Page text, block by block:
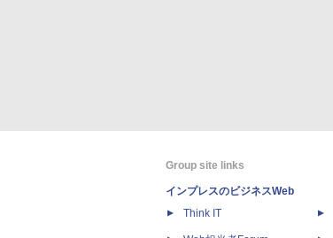
Group site links
インプレスのビジネスWeb
Think IT